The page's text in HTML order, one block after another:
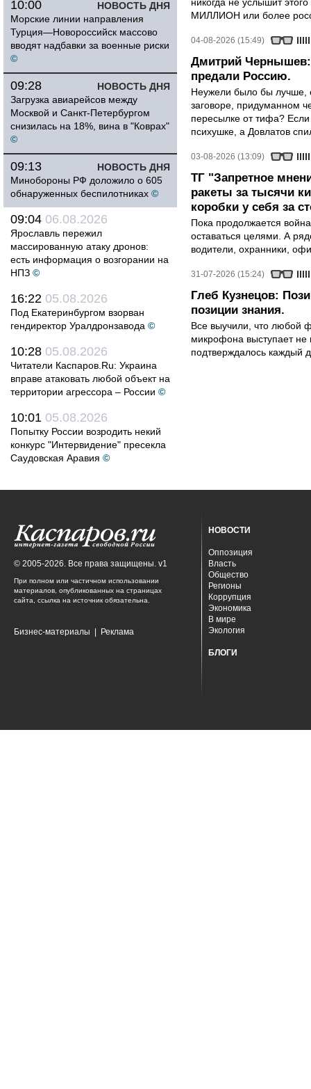
НОВОСТЬ ДНЯ
10:00
Морские линии направления
Турция—Новороссийск массово
вводят надбавки за военные риски
©
НОВОСТЬ ДНЯ
09:28
Загрузка авиарейсов между
Москвой и Санкт-Петербургом
снизилась на 18%, вина в "Коврах"
©
НОВОСТЬ ДНЯ
09:13
Минобороны РФ доложило о 605
обнаруженных беспилотниках ©
09:04 06.08.2026
Ярославль пережил
массированную атаку дронов:
есть информация о возгорании на
НПЗ ©
16:22 05.08.2026
Под Екатеринбургом взорван
гендиректор Уралдронзавода ©
10:28 05.08.2026
Читатели Каспаров.Ru: Украина
вправе атаковать любой объект на
территории агрессора – России ©
10:01 05.08.2026
Попытку России возродить некий
конкурс "Интервидение" пресекла
Саудовская Аравия ©
МИЛЛИОН или более
04-08-2026 (15:49)
Дмитрий Чернышев:
предали Россию.
Неужели было бы лучше,
заговоре, придуманном
пересылке от тифа?
психушке, а Довлатов
03-08-2026 (13:09)
ТГ "Запретное
ракеты за тысячи
коробки у себя за
Пока продолжается
оставаться целями. А
водители, охранники,
31-07-2026 (15:24)
Глеб Кузнецов:
позиции знания.
Все выучили, что любой
микрофона выступает не
подтверждалось каждый
© 2005-2026. Все права защищены. v1
При полном или частичном использовании
материалов, опубликованных на страницах
сайта, ссылка на источник обязательна.
Бизнес-материалы Реклама
НОВОСТИ
Оппозиция
Власть
Общество
Регионы
Коррупция
Экономика
В мире
Экология
БЛОГИ